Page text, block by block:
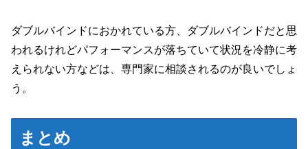
ダブルバインドにおかれている方、ダブルバインドだと思
われるけれどパフォーマンスが落ちていて状況を冷静に考
えられない方などは、専門家に相談されるのが良いでしょ
う。
まとめ